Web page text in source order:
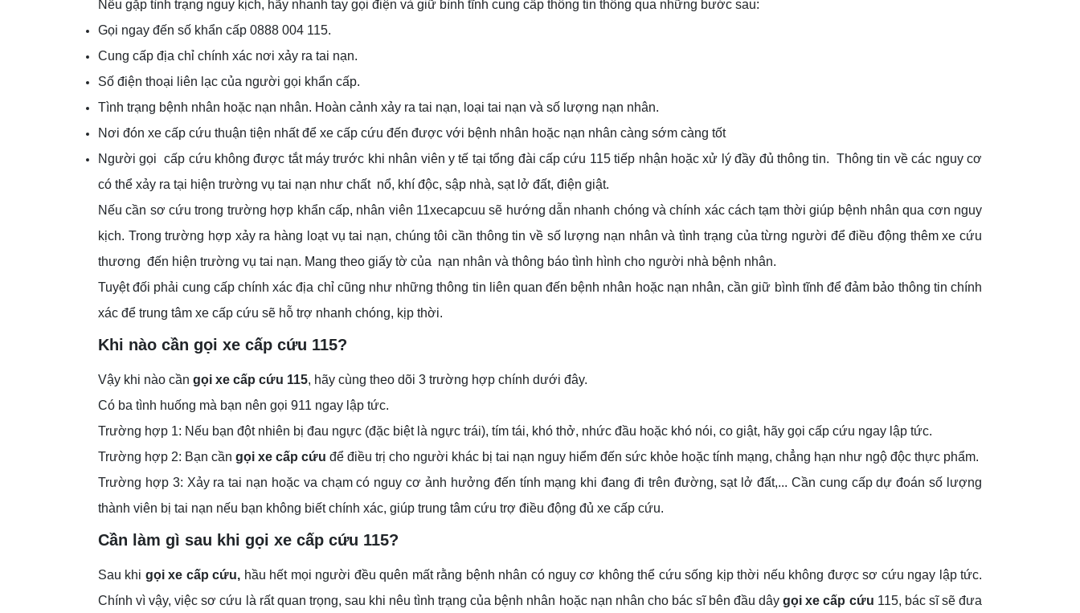
Nếu gặp tình trạng nguy kịch, hãy nhanh tay gọi điện và giữ bình tĩnh cung cấp thông tin thông qua những bước sau:
Gọi ngay đến số khẩn cấp 0888 004 115.
Cung cấp địa chỉ chính xác nơi xảy ra tai nạn.
Số điện thoại liên lạc của người gọi khẩn cấp.
Tình trạng bệnh nhân hoặc nạn nhân. Hoàn cảnh xảy ra tai nạn, loại tai nạn và số lượng nạn nhân.
Nơi đón xe cấp cứu thuận tiện nhất để xe cấp cứu đến được với bệnh nhân hoặc nạn nhân càng sớm càng tốt
Người gọi cấp cứu không được tắt máy trước khi nhân viên y tế tại tổng đài cấp cứu 115 tiếp nhận hoặc xử lý đầy đủ thông tin. Thông tin về các nguy cơ
có thể xảy ra tại hiện trường vụ tai nạn như chất nổ, khí độc, sập nhà, sạt lở đất, điện giật.
Nếu cần sơ cứu trong trường hợp khẩn cấp, nhân viên 11xecapcuu sẽ hướng dẫn nhanh chóng và chính xác cách tạm thời giúp bệnh nhân qua cơn nguy
kịch. Trong trường hợp xảy ra hàng loạt vụ tai nạn, chúng tôi cần thông tin về số lượng nạn nhân và tình trạng của từng người để điều động thêm xe cứu
thương đến hiện trường vụ tai nạn. Mang theo giấy tờ của nạn nhân và thông báo tình hình cho người nhà bệnh nhân.
Tuyệt đối phải cung cấp chính xác địa chỉ cũng như những thông tin liên quan đến bệnh nhân hoặc nạn nhân, cần giữ bình tĩnh để đảm bảo thông tin chính
xác để trung tâm xe cấp cứu sẽ hỗ trợ nhanh chóng, kịp thời.
Khi nào cần gọi xe cấp cứu 115?
Vậy khi nào cần gọi xe cấp cứu 115, hãy cùng theo dõi 3 trường hợp chính dưới đây.
Có ba tình huống mà bạn nên gọi 911 ngay lập tức.
Trường hợp 1: Nếu bạn đột nhiên bị đau ngực (đặc biệt là ngực trái), tím tái, khó thở, nhức đầu hoặc khó nói, co giật, hãy gọi cấp cứu ngay lập tức.
Trường hợp 2: Bạn cần gọi xe cấp cứu để điều trị cho người khác bị tai nạn nguy hiểm đến sức khỏe hoặc tính mạng, chẳng hạn như ngộ độc thực phẩm.
Trường hợp 3: Xảy ra tai nạn hoặc va chạm có nguy cơ ảnh hưởng đến tính mạng khi đang đi trên đường, sạt lở đất,... Cần cung cấp dự đoán số lượng
thành viên bị tai nạn nếu bạn không biết chính xác, giúp trung tâm cứu trợ điều động đủ xe cấp cứu.
Cần làm gì sau khi gọi xe cấp cứu 115?
Sau khi gọi xe cấp cứu, hầu hết mọi người đều quên mất rằng bệnh nhân có nguy cơ không thể cứu sống kịp thời nếu không được sơ cứu ngay lập tức.
Chính vì vậy, việc sơ cứu là rất quan trọng, sau khi nêu tình trạng của bệnh nhân hoặc nạn nhân cho bác sĩ bên đầu dây gọi xe cấp cứu 115, bác sĩ sẽ đưa